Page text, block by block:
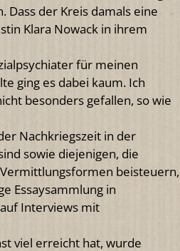
Dass der Kreis damals eine
Klara Nowack in ihrem
für meinen
ging es dabei kaum. Ich
besonders gefallen, so wie
Nachkriegszeit in der
sowie diejenigen, die
beisteuern,
Essaysammlung in
Interviews mit
viel erreicht hat, wurde